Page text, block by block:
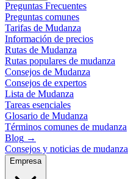
Preguntas Frecuentes
Preguntas comunes
Tarifas de Mudanza
Información de precios
Rutas de Mudanza
Rutas populares de mudanza
Consejos de Mudanza
Consejos de expertos
Lista de Mudanza
Tareas esenciales
Glosario de Mudanza
Términos comunes de mudanza
Blog →
Consejos y noticias de mudanza
Empresa